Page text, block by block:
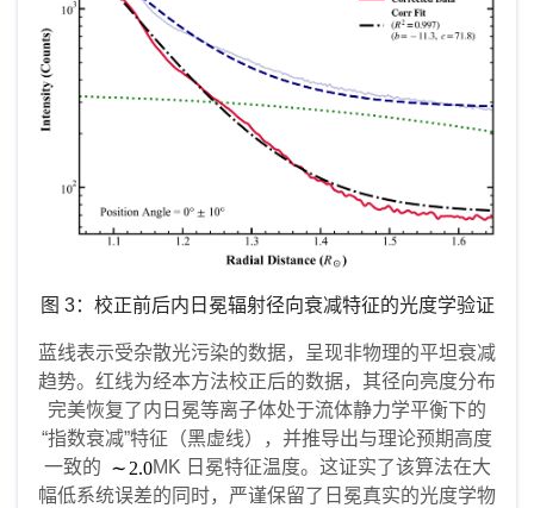
图 3：校正前后内日冕辐射径向衰减特征的光度学验证
蓝线表示受杂散光污染的数据，呈现非物理的平坦衰减
趋势。红线为经本方法校正后的数据，其径向亮度分布
完美恢复了内日冕等离子体处于流体静力学平衡下的
“指数衰减”特征（黑虚线），并推导出与理论预期高度
一致的
MK 日冕特征温度。这证实了该算法在大
幅低系统误差的同时，严谨保留了日冕真实的光度学物